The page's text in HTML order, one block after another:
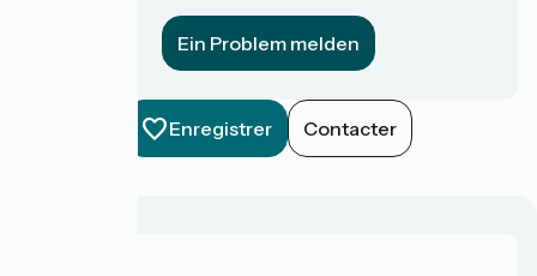
Ein Problem melden
Enregistrer Contacter